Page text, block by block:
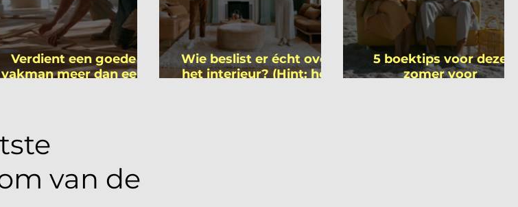
Verdient een goede
vakman meer dan een
Wie beslist er écht over
het interieur? (Hint: het
5 boektips voor deze
zomer voor
van de